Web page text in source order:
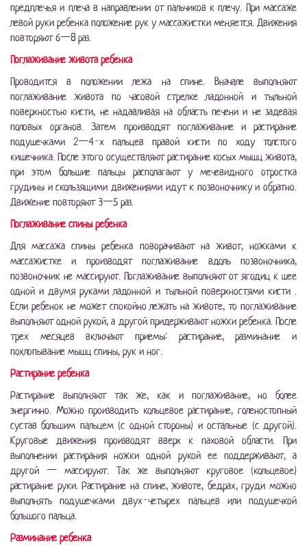
предплечья и плеча в направлении от пальчиков к плечу. При массаже
левой руки ребенка положение рук у массажистки меняется. Движения
повторяют 6—8 раз.
Поглаживание живота ребенка
Проводится в положении лежа на спине. Вначале выполняют
поглаживание живота по часовой стрелке ладонной и тыльной
поверхностью кисти, не надавливая на область печени и не задевая
половых органов. Затем производят поглаживание и растирание
подушечками 2—4-х пальцев правой кисти по ходу толстого
кишечника. После этого осуществляют растирание косых мышц живота,
при этом большие пальцы располагают у мечевидного отростка
грудины и скользящими движениями идут к позвоночнику и обратно.
Движение повторяют 3—5 раз.
Поглаживание спины ребенка
Для массажа спины ребенка поворачивают на живот, ножками к
массажистке и производят поглаживание вдоль позвоночника,
позвоночник не массируют. Поглаживание выполняют от ягодиц к шее
одной и двумя руками ладонной и тыльной поверхностями кисти .
Если ребенок не может спокойно лежать на животе, то поглаживание
выполняют одной рукой, а другой придерживают ножки ребенка. После
трех месяцев включают приемы: растирание, разминание и
похлопывание мышц спины, рук и ног.
Растирание ребенка
Растирание выполняют так же, как и поглаживание, но более
энергично. Можно производить кольцевое растирание, голеностопный
сустав большим пальцем (с одной стороны) и остальные (с другой).
Круговые движения производят вверх к паховой области. При
выполнении растирания ножки одной рукой ее поддерживают, а
другой — массируют. Так же выполняют круговое (кольцевое)
растирание руки. Растирание на спине, животе, бедрах, груди можно
выполнять подушечками двух-четырех пальцев или подушечкой
большого пальца.
Разминание ребенка